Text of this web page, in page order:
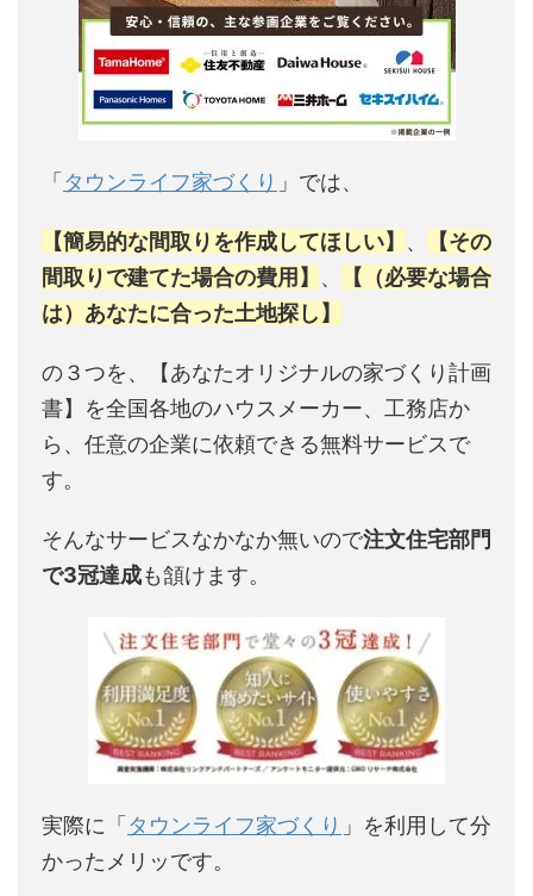
「 タウンライフ家づくり 」では、
【簡易的な間取りを作成してほしい】 、
【その
間取りで建てた場合の費用】 、
【（必要な場合
は）あなたに合った土地探し】
の３つを、【あなたオリジナルの家づくり計画
書】を全国各地のハウスメーカー、工務店か
ら、任意の企業に依頼できる無料サービスで
す。
そんなサービスなかなか無いので注文住宅部門
で3冠達成も頷けます。
実際に「 タウンライフ家づくり 」を利用して分
かったメリッです。